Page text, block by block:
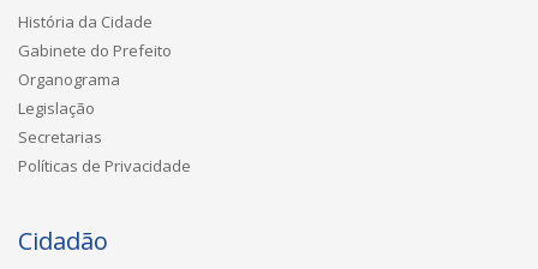
História da Cidade
Gabinete do Prefeito
Organograma
Legislação
Secretarias
Políticas de Privacidade
Cidadão